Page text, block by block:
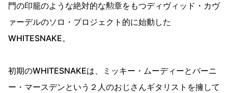
門の印籠のような絶対的な勲章をもつディヴィッド・カヴ
ァーデルのソロ・プロジェクト的に始動した
WHITESNAKE。
初期のWHITESNAKEは、ミッキー・ムーディーとバーニ
ー・マースデンという２人のおじさんギタリストを擁して